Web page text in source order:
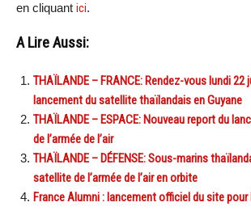
en cliquant ici.
A Lire Aussi:
THAÏLANDE – FRANCE: Rendez-vous lundi 22
lancement du satellite thaïlandais en Guyane
THAÏLANDE – ESPACE: Nouveau report du
de l’armée de l’air
THAÏLANDE – DÉFENSE: Sous-marins
satellite de l’armée de l’air en orbite
France Alumni : lancement officiel du site pour